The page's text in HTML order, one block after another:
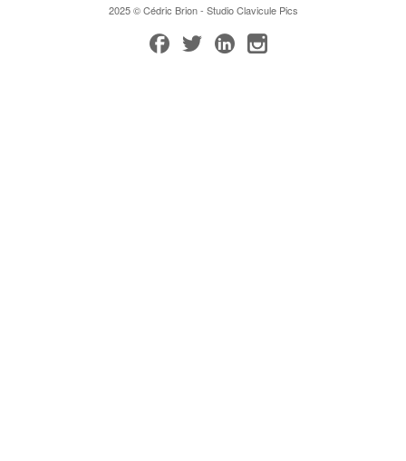
2025 © Cédric Brion - Studio Clavicule Pics